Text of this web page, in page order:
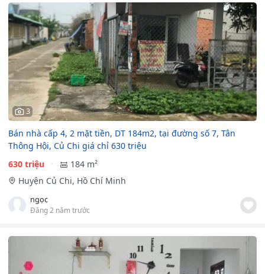
3
Bán nhà cấp 4, 2 mặt tiền, DT 184m2, tại đường số 7, Tân
Thông Hội, Củ Chi giá chỉ 630 triệu
630 triệu
184 m²
Huyện Củ Chi, Hồ Chí Minh
ngọc
Đăng 2 năm trước